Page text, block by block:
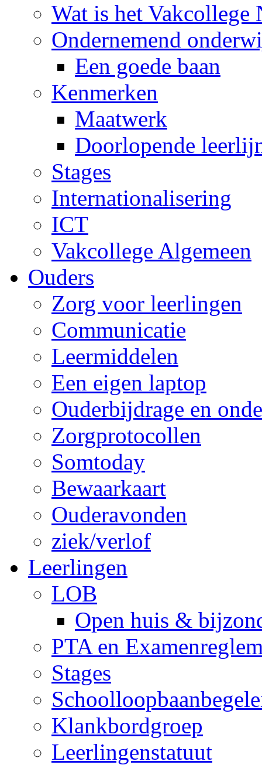
Wat is het Vakcollege
Ondernemend
Een goede baan
Kenmerken
Maatwerk
Doorlopende
Stages
Internationalisering
ICT
Vakcollege Algemeen
Ouders
Zorg voor leerlingen
Communicatie
Leermiddelen
Een eigen laptop
Ouderbijdrage en
Zorgprotocollen
Somtoday
Bewaarkaart
Ouderavonden
ziek/verlof
Leerlingen
LOB
Open huis &
PTA en
Stages
Klankbordgroep
Leerlingenstatuut